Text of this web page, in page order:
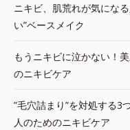
ニキビ、肌荒れが気にな
い”ベースメイク
もうニキビに泣かない！
のニキビケア
”毛穴詰まり”を対処する3
人のためのニキビケア